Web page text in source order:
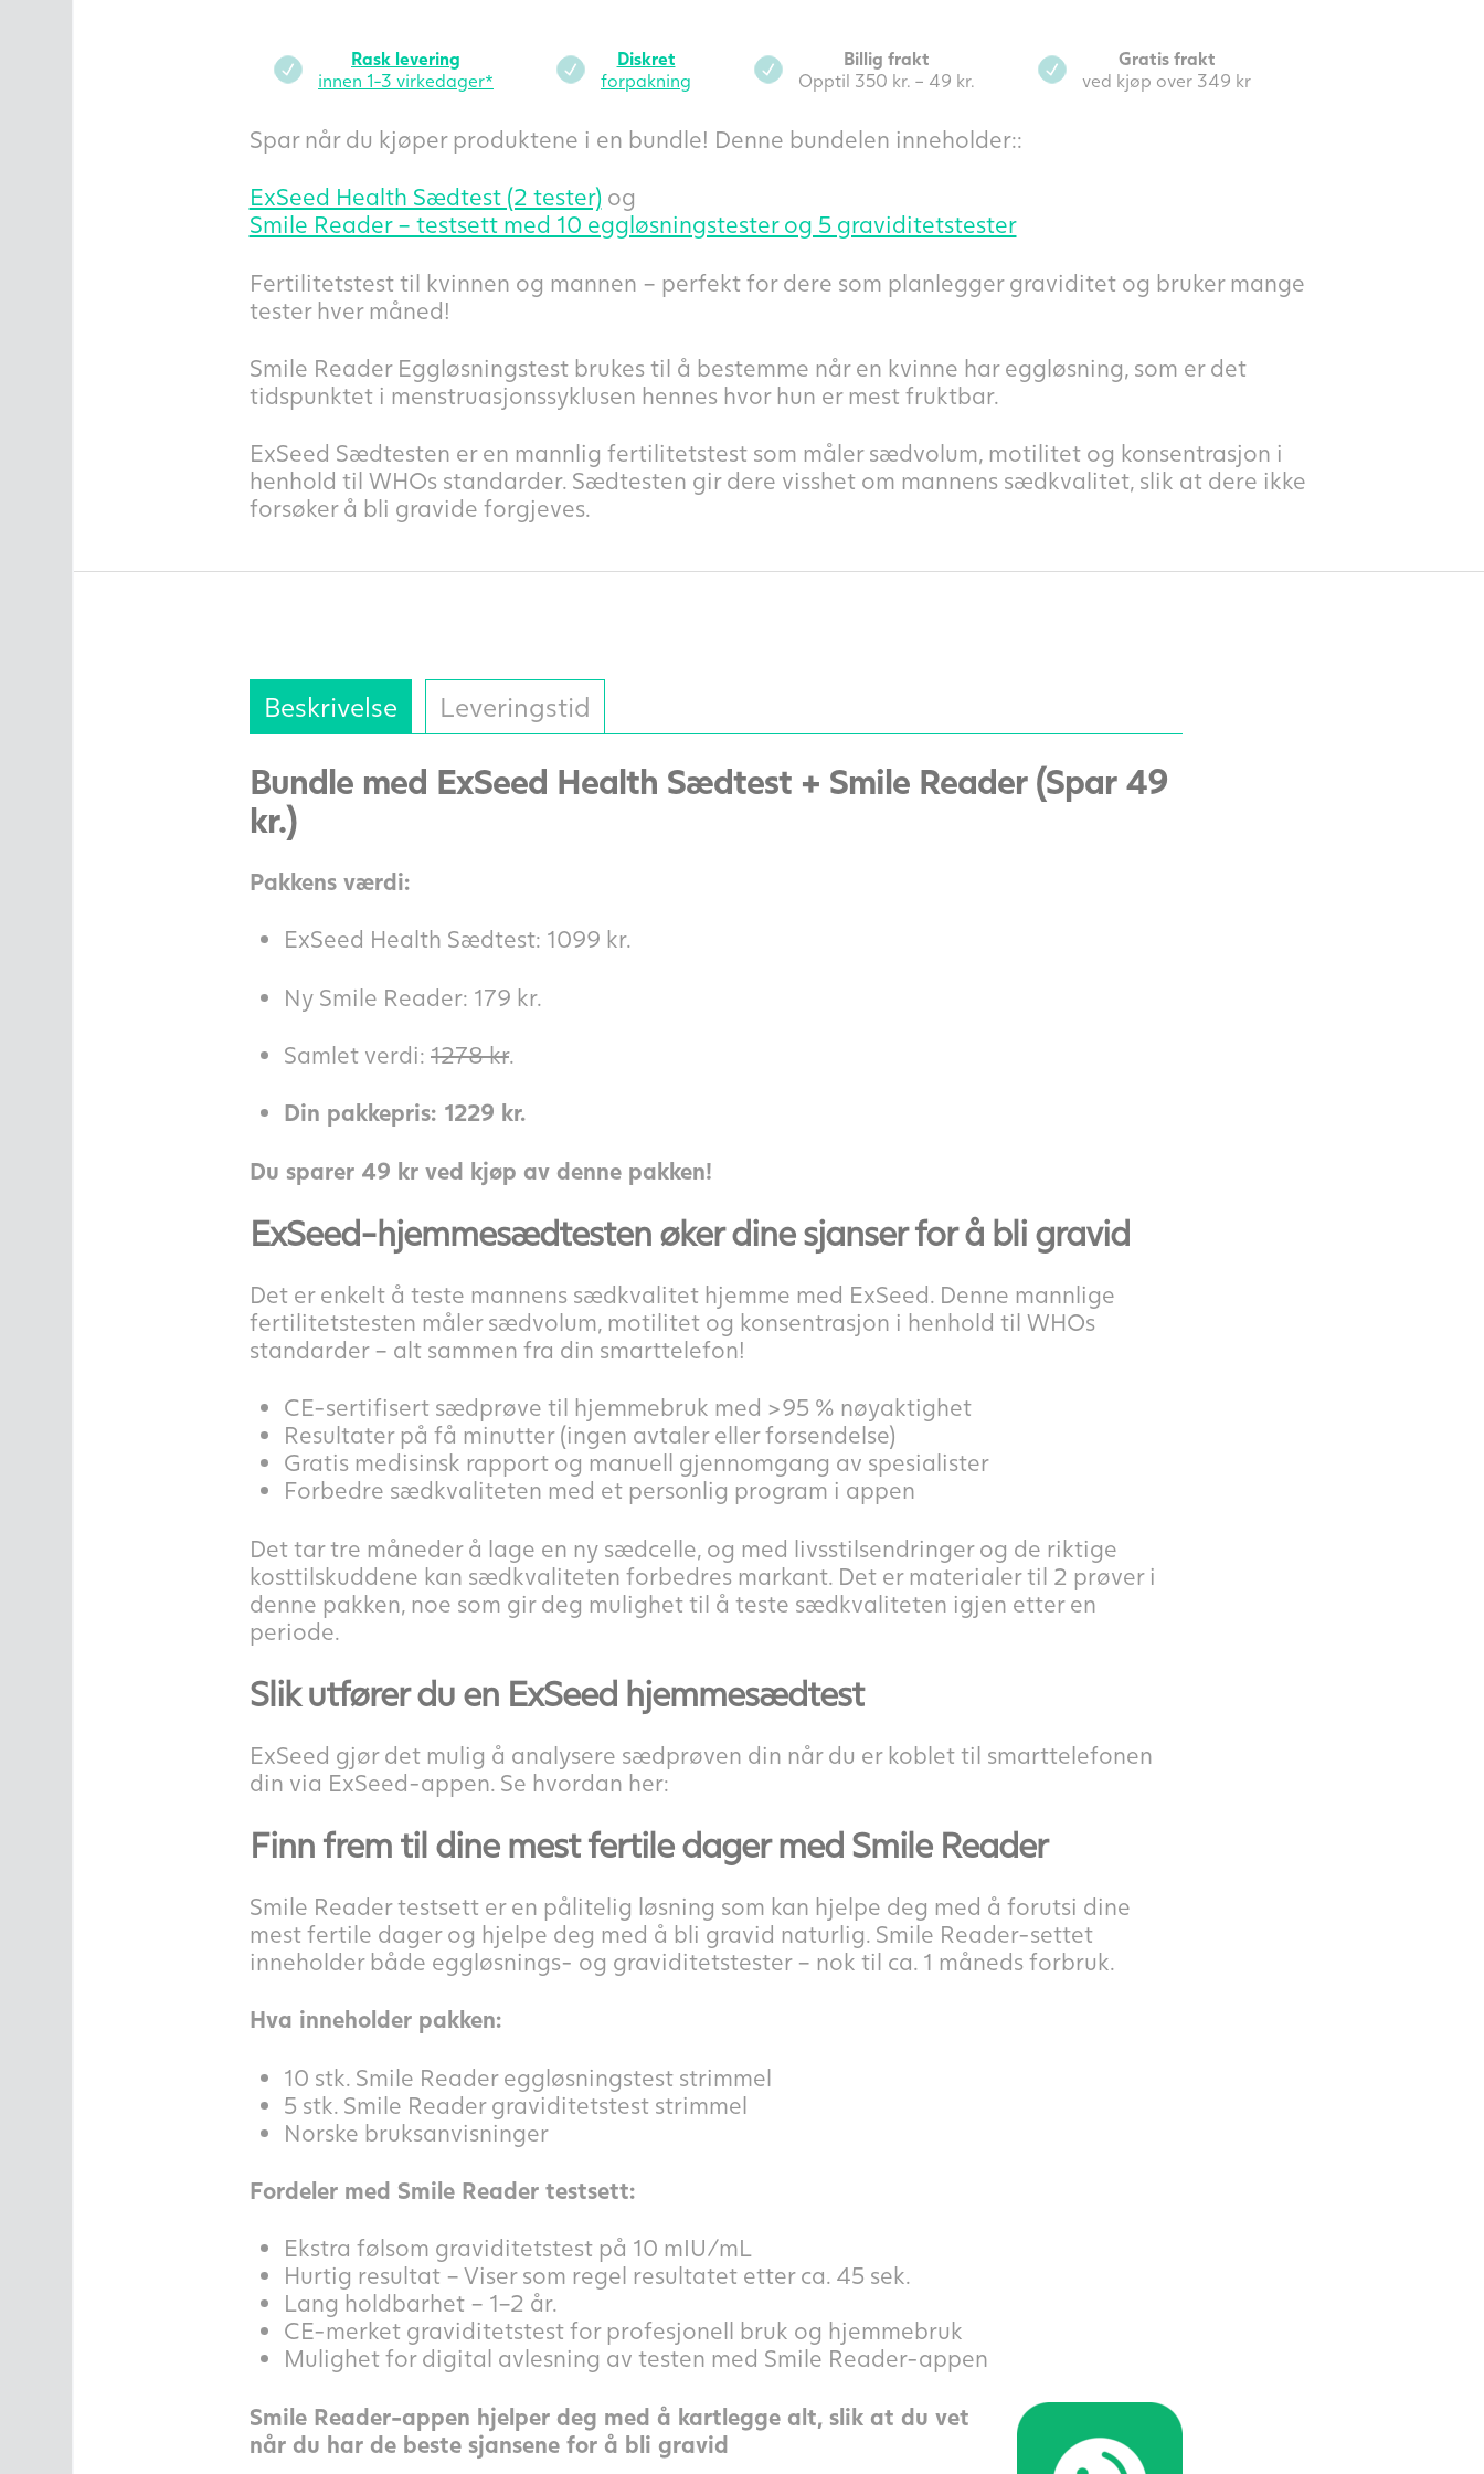
Rask levering
innen 1-3 virkedager*
Diskret
forpakning
Billig frakt
Opptil 350 kr. – 49 kr.
Gratis frakt
ved kjøp over 349 kr
Spar når du kjøper produktene i en bundle! Denne bundelen inneholder::
ExSeed Health Sædtest (2 tester)og
Smile Reader – testsett med 10 eggløsningstester og 5 graviditetstester
Fertilitetstest til kvinnen og mannen – perfekt for dere som planlegger graviditet og bruker mange
tester hver måned!
Smile Reader Eggløsningstest brukes til å bestemme når en kvinne har eggløsning, som er det
tidspunktet i menstruasjonssyklusen hennes hvor hun er mest fruktbar.
ExSeed Sædtesten er en mannlig fertilitetstest som måler sædvolum, motilitet og konsentrasjon i
henhold til WHOs standarder. Sædtesten gir dere visshet om mannens sædkvalitet, slik at dere ikke
forsøker å bli gravide forgjeves.
Beskrivelse Leveringstid
Bundle med ExSeed Health Sædtest + Smile Reader (Spar 49
kr.)
Pakkens værdi:
ExSeed Health Sædtest: 1099 kr.
Ny Smile Reader: 179 kr.
Samlet verdi: 1278 kr.
Din pakkepris: 1229 kr.
Du sparer 49 kr ved kjøp av denne pakken!
ExSeed-hjemmesædtesten øker dine sjanser for å bli gravid
Det er enkelt å teste mannens sædkvalitet hjemme med ExSeed. Denne mannlige
fertilitetstesten måler sædvolum, motilitet og konsentrasjon i henhold til WHOs
standarder – alt sammen fra din smarttelefon!
CE-sertifisert sædprøve til hjemmebruk med >95 % nøyaktighet
Resultater på få minutter (ingen avtaler eller forsendelse)
Gratis medisinsk rapport og manuell gjennomgang av spesialister
Forbedre sædkvaliteten med et personlig program i appen
Det tar tre måneder å lage en ny sædcelle, og med livsstilsendringer og de riktige
kosttilskuddene kan sædkvaliteten forbedres markant. Det er materialer til 2 prøver i
denne pakken, noe som gir deg mulighet til å teste sædkvaliteten igjen etter en
periode.
Slik utfører du en ExSeed hjemmesædtest
ExSeed gjør det mulig å analysere sædprøven din når du er koblet til smarttelefonen
din via ExSeed-appen. Se hvordan her:
Finn frem til dine mest fertile dager med Smile Reader
Smile Reader testsett er en pålitelig løsning som kan hjelpe deg med å forutsi dine
mest fertile dager og hjelpe deg med å bli gravid naturlig. Smile Reader-settet
inneholder både eggløsnings- og graviditetstester – nok til ca. 1 måneds forbruk.
Hva inneholder pakken:
10 stk. Smile Reader eggløsningstest strimmel
5 stk. Smile Reader graviditetstest strimmel
Norske bruksanvisninger
Fordeler med Smile Reader testsett:
Ekstra følsom graviditetstest på 10 mIU/mL
Hurtig resultat – Viser som regel resultatet etter ca. 45 sek.
Lang holdbarhet – 1–2 år.
CE-merket graviditetstest for profesjonell bruk og hjemmebruk
Mulighet for digital avlesning av testen med Smile Reader-appen
Smile Reader-appen hjelper deg med å kartlegge alt, slik at du vet
når du har de beste sjansene for å bli gravid